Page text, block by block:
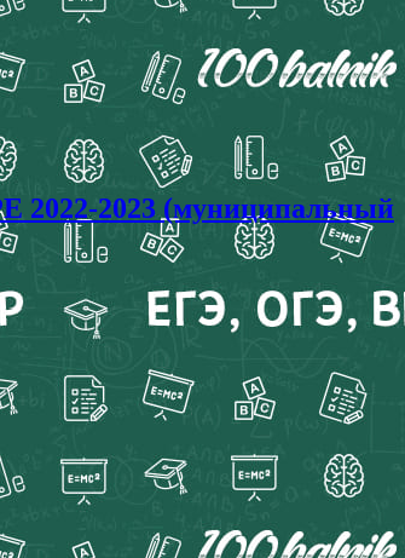
2023 (муниципальный